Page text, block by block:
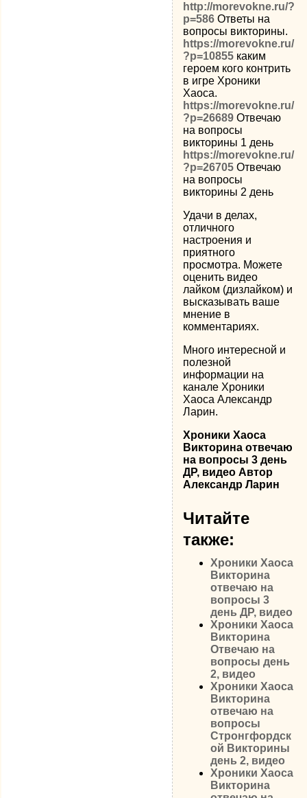
http://morevokne.ru/?
p=586 Ответы на
вопросы викторины.
https://morevokne.ru/
?p=10855 каким
героем кого контрить
в игре Хроники
Хаоса.
https://morevokne.ru/
?p=26689 Отвечаю
на вопросы
викторины 1 день
https://morevokne.ru/
?p=26705 Отвечаю
на вопросы
викторины 2 день
Удачи в делах,
отличного
настроения и
приятного
просмотра. Можете
оценить видео
лайком (дизлайком) и
высказывать ваше
мнение в
комментариях.
Много интересной и
полезной
информации на
канале Хроники
Хаоса Александр
Ларин.
Хроники Хаоса
Викторина отвечаю
на вопросы 3 день
ДР, видео Автор
Александр Ларин
Читайте
также:
Хроники Хаоса
Викторина
отвечаю на
вопросы 3
день ДР, видео
Хроники Хаоса
Викторина
Отвечаю на
вопросы день
2, видео
Хроники Хаоса
Викторина
отвечаю на
вопросы
Стронгфордск
ой Викторины
день 2, видео
Хроники Хаоса
Викторина